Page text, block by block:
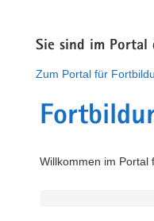
Sie sind im Portal
Zum Portal für
Willkommen im Portal